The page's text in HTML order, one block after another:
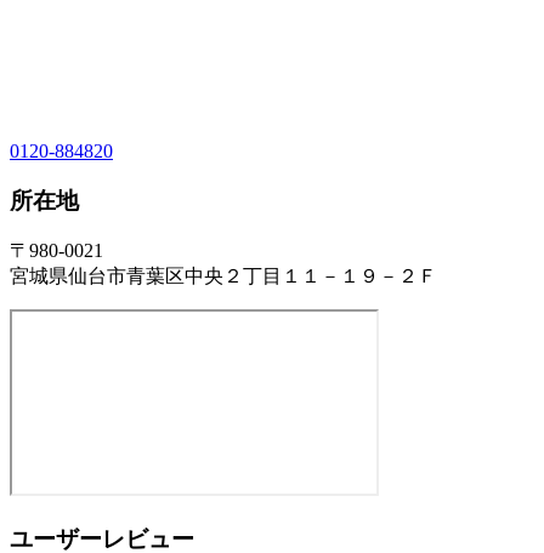
0120-884820
所在地
〒980-0021
宮城県仙台市青葉区中央２丁目１１－１９－２Ｆ
ユーザーレビュー